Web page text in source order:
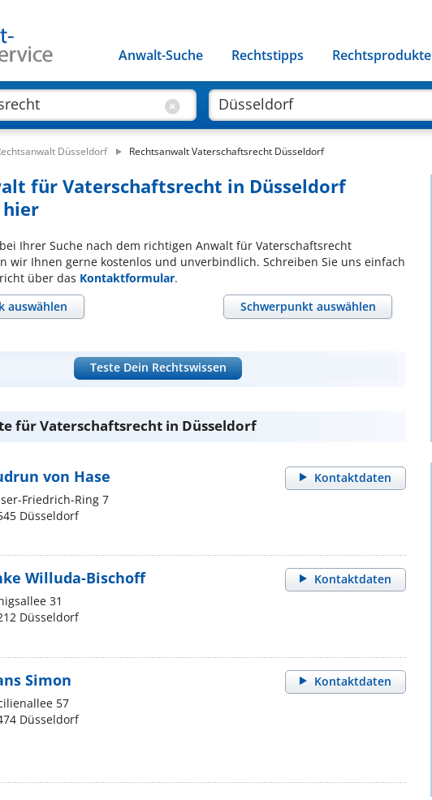
Anwalt-Suche Rechtstipps Rechtsprodukte
Düsseldorf Rechtsanwalt Vaterschaftsrecht Düsseldorf
für Vaterschaftsrecht in Düsseldorf
hier
Ihrer Suche nach dem richtigen Anwalt für Vaterschaftsrecht
wir Ihnen gerne kostenlos und unverbindlich. Schreiben Sie uns einfach
über das Kontaktformular.
auswählen
Schwerpunkt auswählen
Teste Dein Rechtswissen
für Vaterschaftsrecht in Düsseldorf
Kontaktdaten
von Hase
Friedrich-Ring 7
Düsseldorf
Kontaktdaten
Willuda-Bischoff
31
Düsseldorf
Kontaktdaten
Simon
57
Düsseldorf